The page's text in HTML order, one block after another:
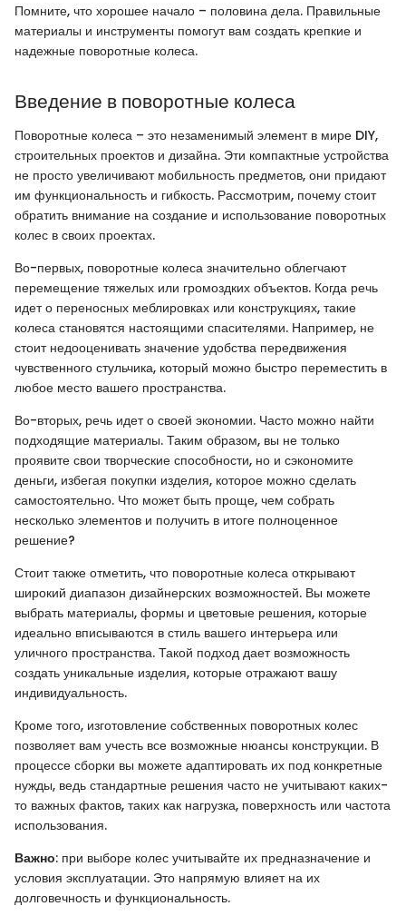
Помните, что хорошее начало – половина дела. Правильные
материалы и инструменты помогут вам создать крепкие и
надежные поворотные колеса.
Введение в поворотные колеса
Поворотные колеса – это незаменимый элемент в мире DIY,
строительных проектов и дизайна. Эти компактные устройства
не просто увеличивают мобильность предметов, они придают
им функциональность и гибкость. Рассмотрим, почему стоит
обратить внимание на создание и использование поворотных
колес в своих проектах.
Во-первых, поворотные колеса значительно облегчают
перемещение тяжелых или громоздких объектов. Когда речь
идет о переносных меблировках или конструкциях, такие
колеса становятся настоящими спасителями. Например, не
стоит недооценивать значение удобства передвижения
чувственного стульчика, который можно быстро переместить в
любое место вашего пространства.
Во-вторых, речь идет о своей экономии. Часто можно найти
подходящие материалы. Таким образом, вы не только
проявите свои творческие способности, но и сэкономите
деньги, избегая покупки изделия, которое можно сделать
самостоятельно. Что может быть проще, чем собрать
несколько элементов и получить в итоге полноценное
решение?
Стоит также отметить, что поворотные колеса открывают
широкий диапазон дизайнерских возможностей. Вы можете
выбрать материалы, формы и цветовые решения, которые
идеально вписываются в стиль вашего интерьера или
уличного пространства. Такой подход дает возможность
создать уникальные изделия, которые отражают вашу
индивидуальность.
Кроме того, изготовление собственных поворотных колес
позволяет вам учесть все возможные нюансы конструкции. В
процессе сборки вы можете адаптировать их под конкретные
нужды, ведь стандартные решения часто не учитывают каких-
то важных фактов, таких как нагрузка, поверхность или частота
использования.
Важно: при выборе колес учитывайте их предназначение и
условия эксплуатации. Это напрямую влияет на их
долговечность и функциональность.